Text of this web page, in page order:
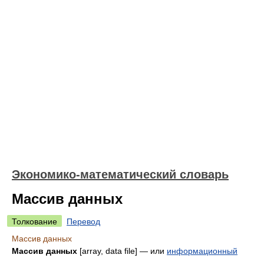
Экономико-математический словарь
Массив данных
Толкование
Перевод
Массив данных
Массив данных [array, data file] — или информационный